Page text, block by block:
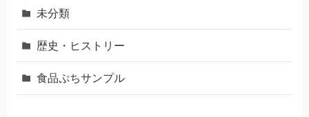
未分類
歴史・ヒストリー
食品ぷちサンプル